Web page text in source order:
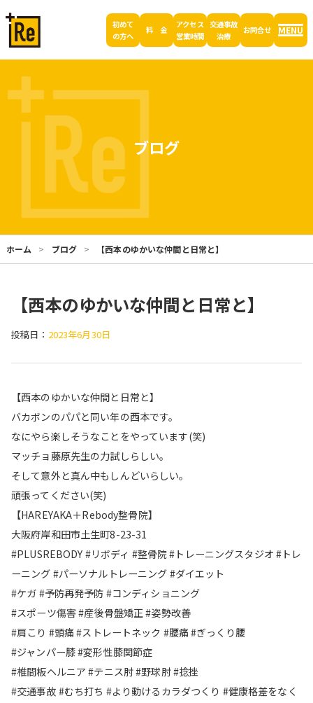
初めて
の方へ
料 金
アクセス
営業時間
交通事故
治療
お問合せ MENU
ブログ
ホーム ブログ 【西本のゆかいな仲間と日常と】
【西本のゆかいな仲間と日常と】
投稿日： 2023年6月30日
【西本のゆかいな仲間と日常と】
バカボンのパパと同い年の西本です。
なにやら楽しそうなことをやっています(笑)
マッチョ藤原先生の力試しらしい。
そして意外と真ん中もしんどいらしい。
頑張ってください(笑)
【HAREYAKA＋Rebody整骨院】
大阪府岸和田市土生町8-23-31
#PLUSREBODY #リボディ #整骨院 #トレーニングスタジオ #トレ
ーニング #パーソナルトレーニング #ダイエット
#ケガ #予防再発予防 #コンディショニング
#スポーツ傷害 #産後骨盤矯正 #姿勢改善
#肩こり #頭痛 #ストレートネック #腰痛 #ぎっくり腰
#ジャンパー膝 #変形性膝関節症
#椎間板ヘルニア #テニス肘 #野球肘 #捻挫
#交通事故 #むち打ち #より動けるカラダつくり #健康格差をなく